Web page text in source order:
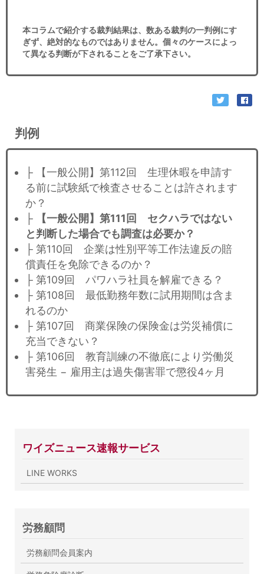
本コラムで紹介する裁判結果は、数ある裁判の一判例にす
ぎず、絶対的なものではありません。個々のケースによっ
て異なる判断が下されることをご了承下さい。​​
判例
├ 【一般公開】第112回 生理休暇を申請す
る前に試験紙で検査させることは許されます
か？
├
【一般公開】第111回 セクハラではない
と判断した場合でも調査は必要か？
├ 第110回 企業は性別平等工作法違反の賠
償責任を免除できるのか？
├ 第109回 パワハラ社員を解雇できる？
├ 第108回 最低勤務年数に試用期間は含ま
れるのか
├ 第107回 商業保険の保険金は労災補償に
充当できない？
├ 第106回 教育訓練の不徹底により労働災
害発生 − 雇用主は過失傷害罪で懲役4ヶ月
ワイズニュース速報サービス
LINE WORKS
労務顧問
労務顧問会員案内